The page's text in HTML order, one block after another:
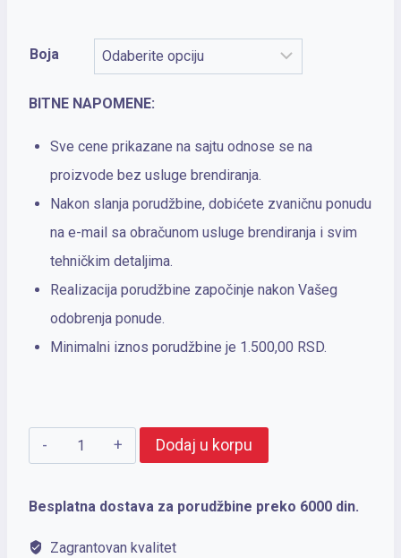
Boja
BITNE NAPOMENE:
Sve cene prikazane na sajtu odnose se na
proizvode bez usluge brendiranja.
Nakon slanja porudžbine, dobićete zvaničnu ponudu
na e-mail sa obračunom usluge brendiranja i svim
tehničkim detaljima.
Realizacija porudžbine započinje nakon Vašeg
odobrenja ponude.
Minimalni iznos porudžbine je 1.500,00 RSD.
PEPPER
GLOVE
količina
Dodaj u korpu
Besplatna dostava za porudžbine preko 6000 din.
Zagrantovan kvalitet